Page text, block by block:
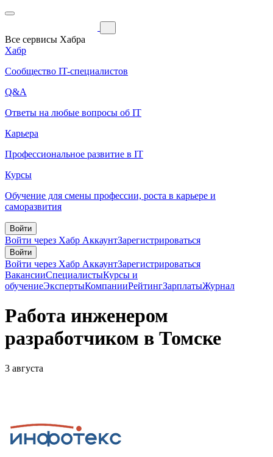
Все сервисы Хабра
Хабр
Сообщество IT-специалистов
Q&A
Ответы на любые вопросы об IT
Карьера
Профессиональное развитие в IT
Курсы
Обучение для смены профессии, роста в карьере и
саморазвития
Войти
Войти через Хабр АккаунтЗарегистрироваться
Войти
Войти через Хабр АккаунтЗарегистрироваться
ВакансииСпециалистыКурсы и
обучениеЭкспертыКомпанииРейтингЗарплатыЖурнал
Работа инженером
разработчиком в Томске
3 августа